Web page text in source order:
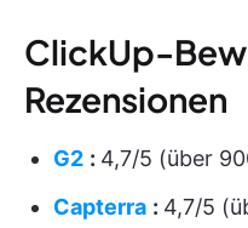
ClickUp-
Rezensionen
G2 : 4,7/5 (über
Capterra : 4,7/5